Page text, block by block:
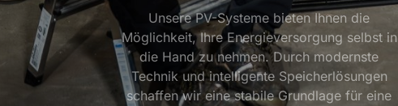
Unsere PV-Systeme bieten Ihnen die
Möglichkeit, Ihre Energieversorgung selbst in
die Hand zu nehmen. Durch modernste
Technik und intelligente Speicherlösungen
schaffen wir eine stabile Grundlage für eine